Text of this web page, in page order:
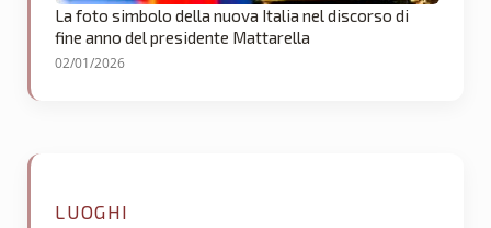
La foto simbolo della nuova Italia nel discorso di
fine anno del presidente Mattarella
02/01/2026
LUOGHI